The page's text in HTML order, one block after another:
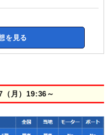
を見る
月）19:36～